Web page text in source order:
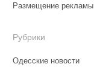
Размещение рекламы
Рубрики
Одесские новости